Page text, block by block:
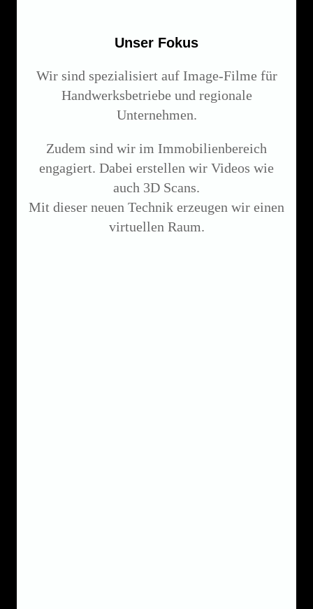
Unser Fokus
Wir sind spezialisiert auf Image-Filme für
Handwerksbetriebe und regionale
Unternehmen.
Zudem sind wir im Immobilienbereich
engagiert. Dabei erstellen wir Videos wie
auch 3D Scans.
Mit dieser neuen Technik erzeugen wir einen
virtuellen Raum.